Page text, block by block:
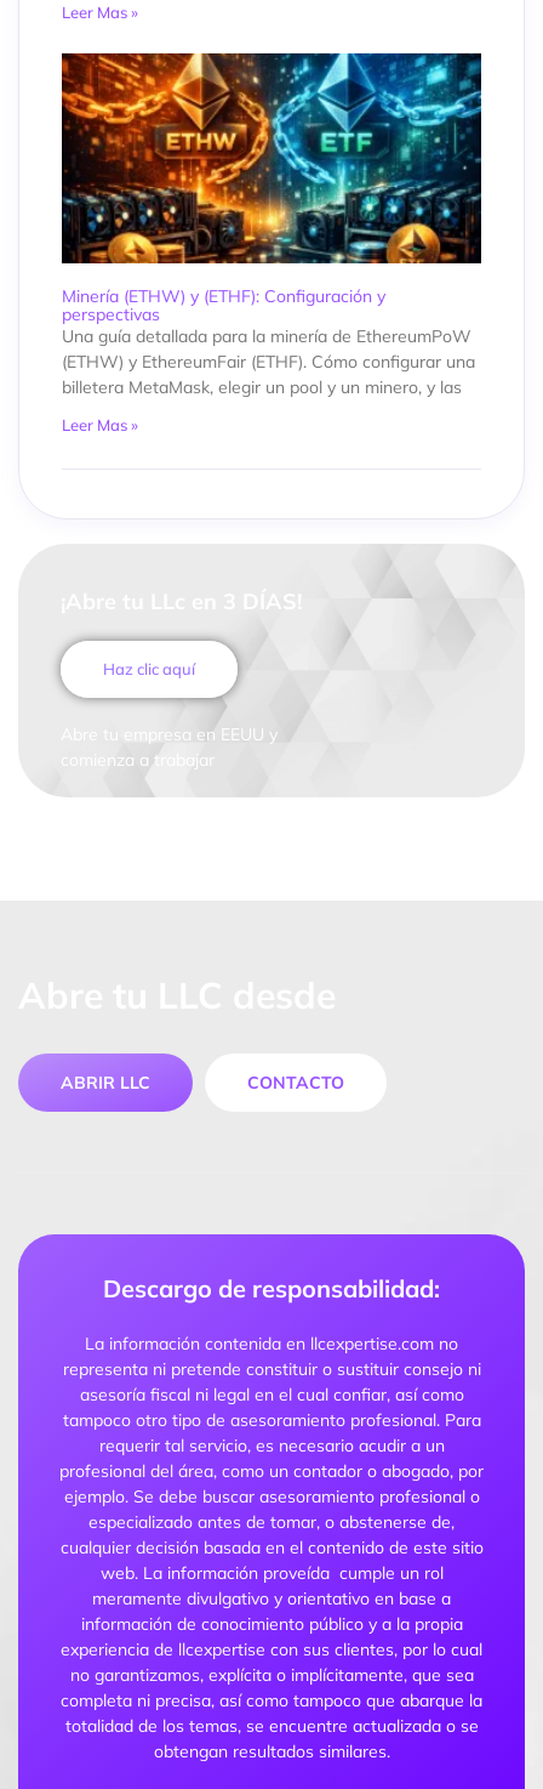
Leer Mas »
Minería (ETHW) y (ETHF): Configuración y
perspectivas
Una guía detallada para la minería de EthereumPoW
(ETHW) y EthereumFair (ETHF). Cómo configurar una
billetera MetaMask, elegir un pool y un minero, y las
Leer Mas »
¡Abre tu LLc en 3 DÍAS!
Haz clic aquí
Abre tu empresa en EEUU y
comienza a trabajar
ABRIR LLC CONTACTO
Descargo de responsabilidad:
La información contenida en llcexpertise.com no
representa ni pretende constituir o sustituir consejo ni
asesoría fiscal ni legal en el cual confiar, así como
tampoco otro tipo de asesoramiento profesional. Para
requerir tal servicio, es necesario acudir a un
profesional del área, como un contador o abogado, por
ejemplo. Se debe buscar asesoramiento profesional o
especializado antes de tomar, o abstenerse de,
cualquier decisión basada en el contenido de este sitio
web. La información proveída cumple un rol
meramente divulgativo y orientativo en base a
información de conocimiento público y a la propia
experiencia de llcexpertise con sus clientes, por lo cual
no garantizamos, explícita o implícitamente, que sea
completa ni precisa, así como tampoco que abarque la
totalidad de los temas, se encuentre actualizada o se
obtengan resultados similares.